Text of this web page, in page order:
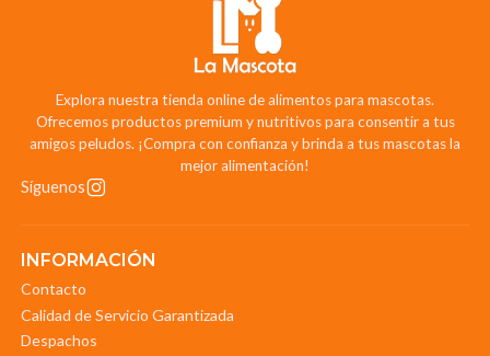
Explora nuestra tienda online de alimentos para mascotas.
Ofrecemos productos premium y nutritivos para consentir a tus
amigos peludos. ¡Compra con confianza y brinda a tus mascotas la
mejor alimentación!
Síguenos
INFORMACIÓN
Contacto
Calidad de Servicio Garantizada
Despachos